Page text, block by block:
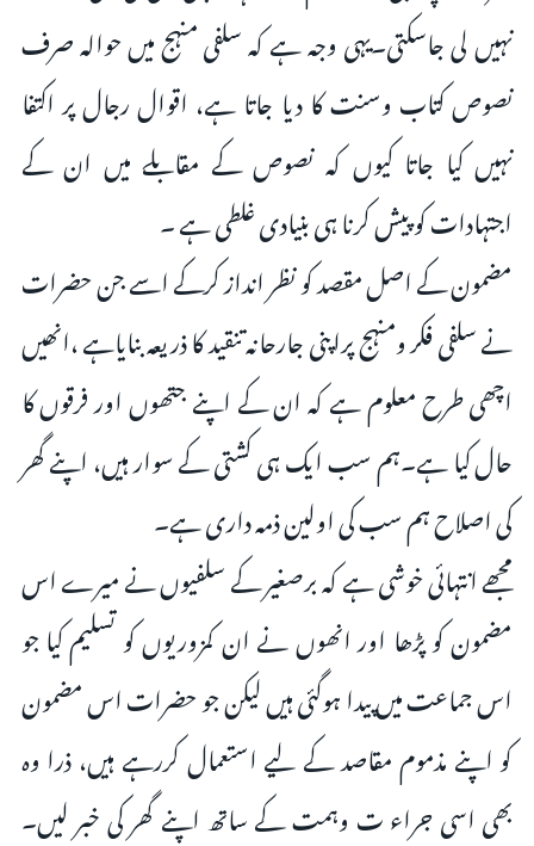
نہیں لی جاسکتی۔یہی وجہ ہے کہ سلفی منہج میں حوالہ صرف
نصوص کتاب وسنت کا دیا جاتا ہے، اقوال رجال پر اکتفا
نہیں کیا جاتا کیوں کہ نصوص کے مقابلے میں ان کے
اجتہادات کو پیش کرنا ہی بنیادی غلطی ہے ۔
مضمون کے اصل مقصد کو نظر انداز کرکے اسے جن حضرات
نے سلفی فکر ومنہج پراپنی جارحانہ تنقید کا ذریعہ بنایاہے ،انھیں
اچھی طرح معلوم ہے کہ ان کے اپنے جتھوں اور فرقوں کا
حال کیا ہے۔ہم سب ایک ہی کشتی کے سوار ہیں، اپنے گھر
کی اصلاح ہم سب کی اولین ذمہ داری ہے۔
مجھے انتہائی خوشی ہے کہ برصغیر کے سلفیوں نے میرے اس
مضمون کو پڑھا اور انھوں نے ان کمزوریوں کو تسلیم کیا جو
اس جماعت میں پیدا ہوگئی ہیں لیکن جو حضرات اس مضمون
کو اپنے مذموم مقاصد کے لیے استعمال کررہے ہیں، ذرا وہ
بھی اسی جراء ت وہمت کے ساتھ اپنے گھر کی خبر لیں۔